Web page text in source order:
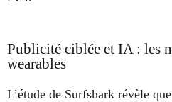
Publicité ciblée et IA : les
wearables
L’étude de Surfshark révèle